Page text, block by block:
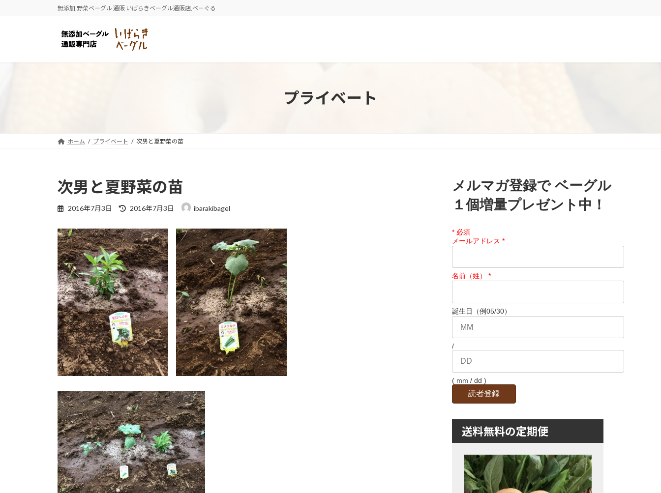
無添加,野菜ベーグル 通販 いばらきベーグル通販店,ベーぐる
プライベート
ホーム プライベート 次男と夏野菜の苗
次男と夏野菜の苗
2016年7月3日
最
新
日
時
:
2016年7月3日 ibarakibagel
メルマガ登録で ベーグル
１個増量プレゼント中！
* 必須
メールアドレス*
名前（姓）*
誕生日（例05/30）
/
( mm / dd )
送料無料の定期便